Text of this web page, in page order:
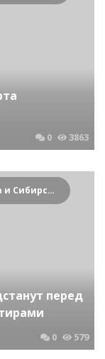
0 3863
Криминальные новости Новосибирска и Сибирского региона
перед
0 579